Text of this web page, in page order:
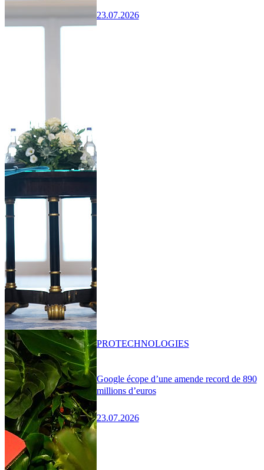
23.07.2026
Google écope d’une amende record de 890
millions d’euros
23.07.2026
PROTECHNOLOGIES